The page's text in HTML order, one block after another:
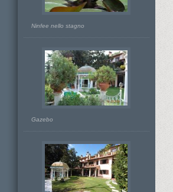
Ninfee nello stagno
Gazebo